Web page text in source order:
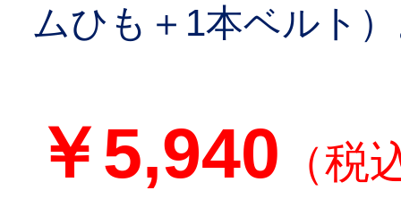
ムひも＋1本ベルト
￥5,940 （税